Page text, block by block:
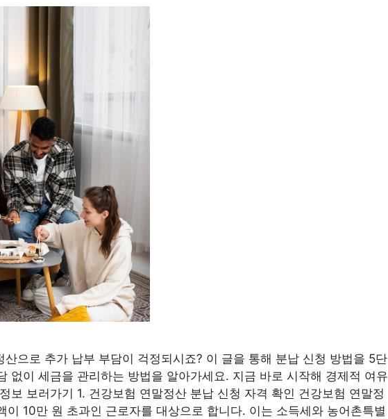
으로 추가 납부 부담이 걱정되시죠? 이 글을 통해 분납 신청 방법을 5단
없이 세금을 관리하는 방법을 알아가세요. 지금 바로 시작해 경제적 여유
보 보러가기 1. 건강보험 연말정산 분납 신청 자격 확인 건강보험 연말정
이 10만 원 초과인 근로자를 대상으로 합니다. 이는 소득세와 농어촌특별